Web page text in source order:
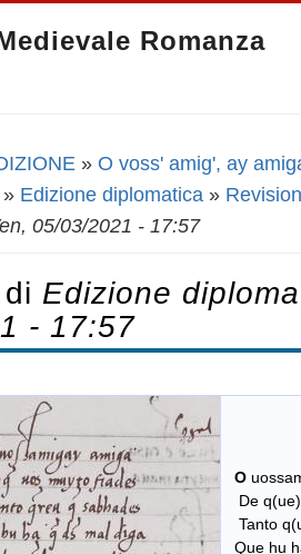
Romanza
» O voss' amig', ay
» Edizione diplomatica »
05/03/2021 - 17:57
Edizione
- 17:57
O
De
Tanto
Que hu